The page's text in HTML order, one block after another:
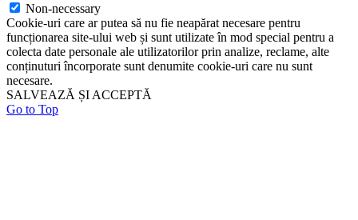
Non-necessary
Cookie-uri care ar putea să nu fie neapărat necesare pentru
funcționarea site-ului web și sunt utilizate în mod special pentru a
colecta date personale ale utilizatorilor prin analize, reclame, alte
conținuturi încorporate sunt denumite cookie-uri care nu sunt
necesare.
SALVEAZĂ ȘI ACCEPTĂ
Go to Top